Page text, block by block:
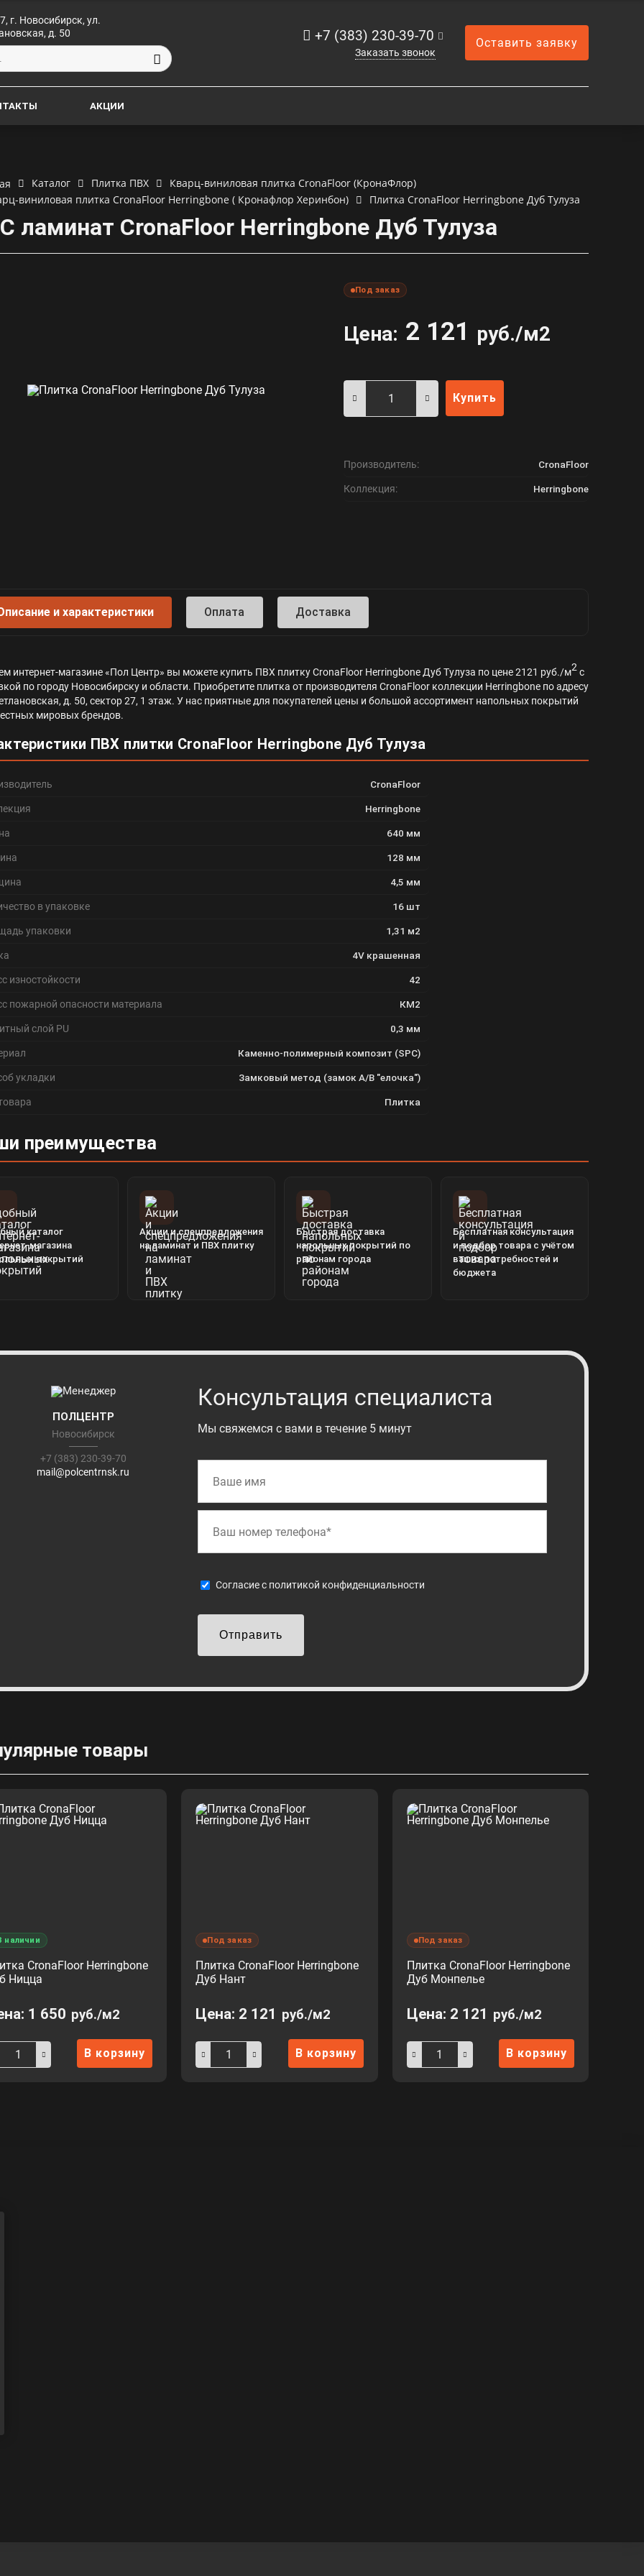
г. Новосибирск, ул.
д. 50
+7 (383) 230-39-70
Заказать звонок
Оставить заявку
АКЦИИ
Каталог Плитка ПВХ
Кварц-виниловая плитка CronaFloor (КронаФлор)
виниловая плитка CronaFloor Herringbone ( Кронафлор Херинбон)
Плитка CronaFloor Herringbone Дуб Тулуза
ламинат CronaFloor Herringbone Дуб Тулуза
Под заказ
Цена: 2 121 руб./м2
Купить
Производитель: CronaFloor
Коллекция: Herringbone
и характеристики Оплата Доставка
интернет-магазине «Пол Центр» вы можете купить ПВХ плитку CronaFloor Herringbone Дуб Тулуза по цене 2121 руб./м2с
по городу Новосибирску и области. Приобретите плитка от производителя CronaFloor коллекции Herringbone по адресу
д. 50, сектор 27, 1 этаж. У нас приятные для покупателей цены и большой ассортимент напольных покрытий
мировых брендов.
ПВХ плитки CronaFloor Herringbone Дуб Тулуза
CronaFloor
Herringbone
640 мм
128 мм
4,5 мм
в упаковке 16 шт
упаковки 1,31 м2
4V крашенная
изностойкости 42
пожарной опасности материала КМ2
слой PU 0,3 мм
Каменно-полимерный композит (SPC)
укладки Замковый метод (замок A/B "елочка")
Плитка
преимущества
каталог
магазина
покрытий
Акции и спецпредложения
на ламинат и ПВХ плитку
Быстрая доставка
напольных покрытий по
районам города
Бесплатная консультация
и подбор товара с учётом
ваших потребностей и
бюджета
ПОЛЦЕНТР
Новосибирск
+7 (383) 230-39-70
mail@polcentrnsk.ru
Консультация специалиста
Мы свяжемся с вами в течение 5 минут
Cогласие с политикой конфиденциальности
Отправить
товары
наличии
CronaFloor Herringbone
Ницца
1 650 руб./м2
В корзину
Под заказ
Плитка CronaFloor Herringbone
Дуб Нант
Цена: 2 121 руб./м2
В корзину
Под заказ
Плитка CronaFloor Herringbone
Дуб Монпелье
Цена: 2 121 руб./м2
В корзину